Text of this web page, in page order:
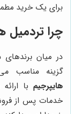
برای یک خرید
چرا تردمیل
در میان
گزینه مناسب
هایپرجیم با
خدمات پس از